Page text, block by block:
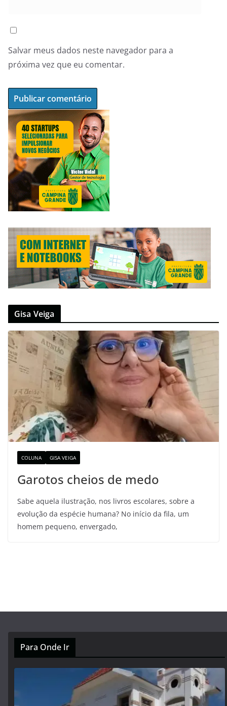
Salvar meus dados neste navegador para a
próxima vez que eu comentar.
Gisa Veiga
COLUNA GISA VEIGA
Garotos cheios de medo
Sabe aquela ilustração, nos livros escolares, sobre a
evolução da espécie humana? No início da fila, um
homem pequeno, envergado,
Para Onde Ir